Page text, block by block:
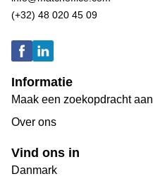
(+32) 48 020 45 09
Informatie
Maak een zoekopdracht aan
Over ons
Vind ons in
Danmark